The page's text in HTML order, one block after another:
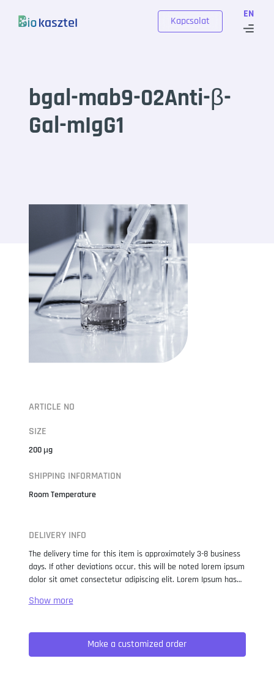
EN
Kapcsolat
bgal-mab9-02Anti-β-
Gal-mIgG1
ARTICLE NO
SIZE
200 µg
SHIPPING INFORMATION
Room Temperature
DELIVERY INFO
The delivery time for this item is approximately 3-8 business
days. If other deviations occur, this will be noted lorem ipsum
dolor sit amet consectetur adipiscing elit. Lorem Ipsum has
when an unknown printer took a galley of type and
not only five centuries, but also the leap into electronic
typesetting, remaining essentially unchanged. It was
popularised in the 1960s with the release of Letraset sheets
Make a customized order